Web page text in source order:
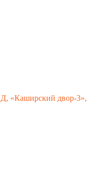
«Каширский двор-3»,